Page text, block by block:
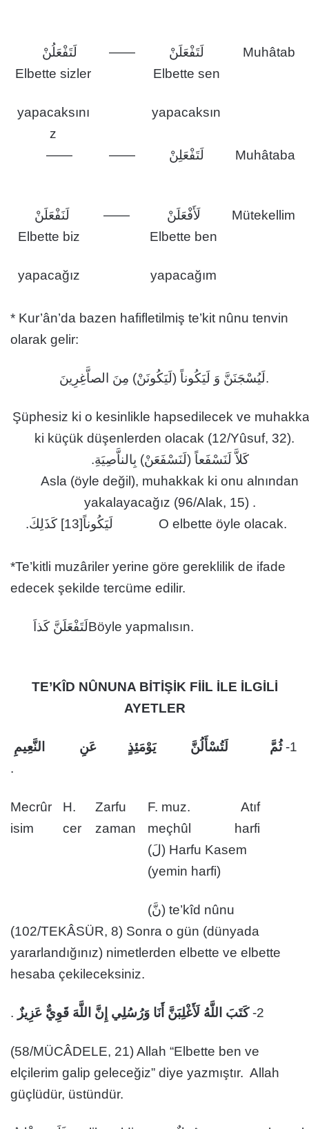
Muhâtab لَتَفْعَلَنْ ——
لَتَفْعَلُنْ
Elbette sen
yapacaksın
Elbette sizler
yapacaksını
z
Muhâtaba
لَتَفْعَلِنْ ——
——
Mütekellim لَأَفْعَلَنْ ——
لَنَفْعَلَنْ
Elbette ben
yapacağım
Elbette biz
yapacağız
* Kur’ân’da bazen hafifletilmiş te’kit nûnu tenvin
olarak gelir:
لَيُسْجَنَنَّ وَ لَيَكُوناً (لَيَكُونَنْ) مِنَ الصاَّغِرِينَ.
Şüphesiz ki o kesinlikle hapsedilecek ve
ki küçük düşenlerden olacak (12/Yûsuf, 32).
كَلاَّ لَنَسْفَعاً (لَنَسْفَعَنْ) بِالناَّصِيَةِ.
Asla (öyle değil), muhakkak ki onu alnından
yakalayacağız (96/Alak, 15) .
لَيَكُوناً[13] كَذَلِكَ.
O elbette öyle olacak.
*Te’kitli muzâriler yerine göre gereklilik de ifade
edecek şekilde tercüme edilir.
لَتَفْعَلَنَّ كَذاَBöyle yapmalısın.
TE’KÎD NÛNUNA BİTİŞİK FİİL İLE İLGİLİ
AYETLER
1- ثُمَّ لَتُسْأَلُنَّ يَوْمَئِذٍ عَنِ النَّعِيمِ
.
Mecrûr
isim
H.
cer
Zarfu
zaman
F. muz.
meçhûl
Atıf
harfi
(لَ) Harfu Kasem
(yemin harfi)
(نَّ) te’kîd nûnu
(102/TEKÂSÜR, 8) Sonra o gün (dünyada
yararlandığınız) nimetlerden elbette ve elbette
hesaba çekileceksiniz.
2- كَتَبَ اللَّهُ لَأَغْلِبَنَّ أَنَا وَرُسُلِي إِنَّ اللَّهَ قَوِيٌّ عَزِيزٌ .
(58/MÜCÂDELE, 21) Allah “Elbette ben ve
elçilerim galip geleceğiz” diye yazmıştır. Allah
güçlüdür, üstündür.